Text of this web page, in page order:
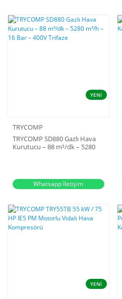
YENİ
TRYCOMP
TRYCOMP SD880 Gazlı Hava
Kurutucu – 88 m³/dk – 5280
Whatsapp İletişim
YENİ